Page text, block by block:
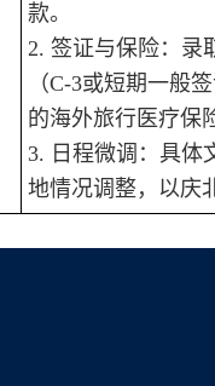
款。
2. 签证与保险：录
（C-3或短期一般
的海外旅行医疗保
3. 日程微调：具体
地情况调整，以庆